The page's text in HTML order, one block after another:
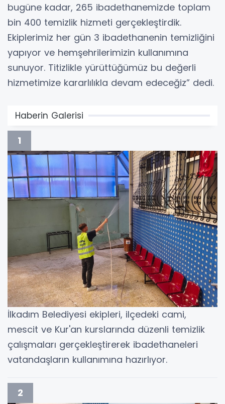
bugüne kadar, 265 ibadethanemizde toplam
bin 400 temizlik hizmeti gerçekleştirdik.
Ekiplerimiz her gün 3 ibadethanenin temizliğini
yapıyor ve hemşehrilerimizin kullanımına
sunuyor. Titizlikle yürüttüğümüz bu değerli
hizmetimize kararlılıkla devam edeceğiz” dedi.
Haberin Galerisi
1
İlkadım Belediyesi ekipleri, ilçedeki cami,
mescit ve Kur'an kurslarında düzenli temizlik
çalışmaları gerçekleştirerek ibadethaneleri
vatandaşların kullanımına hazırlıyor.
2